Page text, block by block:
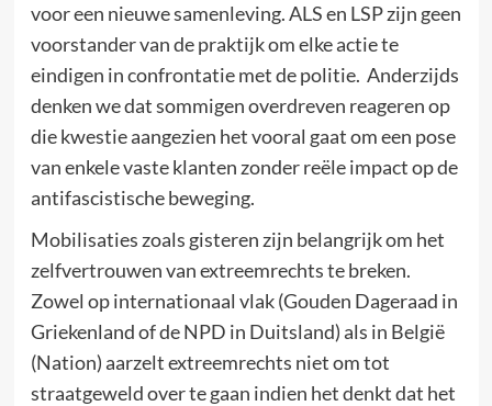
voor een nieuwe samenleving. ALS en LSP zijn geen
voorstander van de praktijk om elke actie te
eindigen in confrontatie met de politie. Anderzijds
denken we dat sommigen overdreven reageren op
die kwestie aangezien het vooral gaat om een pose
van enkele vaste klanten zonder reële impact op de
antifascistische beweging.
Mobilisaties zoals gisteren zijn belangrijk om het
zelfvertrouwen van extreemrechts te breken.
Zowel op internationaal vlak (Gouden Dageraad in
Griekenland of de NPD in Duitsland) als in België
(Nation) aarzelt extreemrechts niet om tot
straatgeweld over te gaan indien het denkt dat het